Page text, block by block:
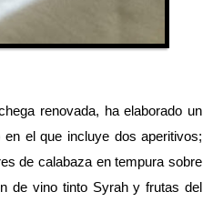
renovada, ha elaborado un
el que incluye dos aperitivos;
de calabaza en tempura sobre
de vino tinto Syrah y frutas del